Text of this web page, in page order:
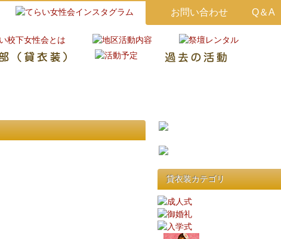
お問い合わせ Q＆A
貸衣装カテゴリ